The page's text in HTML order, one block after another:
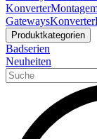
Konverter
GatewaysKonverter
Produktkategorien
Badserien
Neuheiten